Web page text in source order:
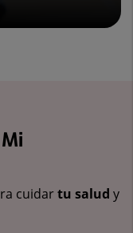
cuidartu salud y